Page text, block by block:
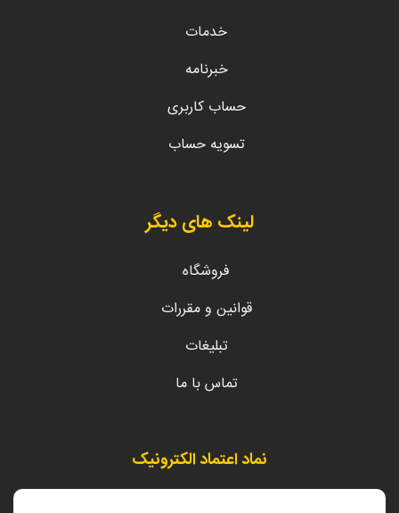
خدمات
خبرنامه
حساب کاربری
تسویه حساب
لینک های دیگر
فروشگاه
قوانین و مقررات
تبلیغات
تماس با ما
نماد اعتماد الکترونیک